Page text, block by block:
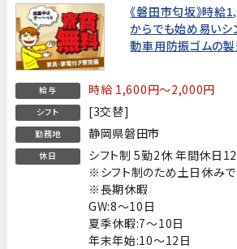
《磐田市匂坂》時
からでも始め易いシ
動車用防振ゴムの製
給与 時給 1,600円～2,000円
シフト [3交替]
勤務地 静岡県磐田市
休日
シフト制 5勤2休 年間休日
※シフト制のため土日休み
※長期休暇
GW:8～10日
夏季休暇:7～10日
年末年始:10～12日